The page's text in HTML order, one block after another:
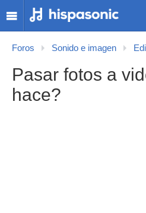
Foros Sonido e imagen
Pasar fotos a
hace?